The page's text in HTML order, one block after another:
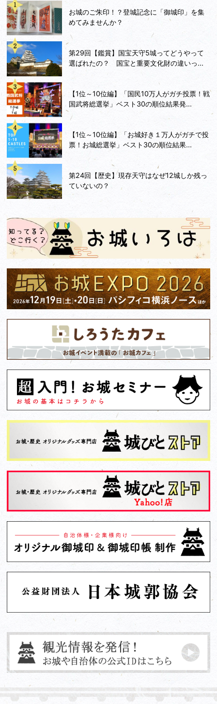
お城のご朱印！？登城記念に「御城印」を集
めてみませんか？
第29回【鑑賞】国宝天守5城ってどうやって
選ばれたの？ 国宝と重要文化財の違いっ...
【1位～10位編】「国民10万人がガチ投票！戦
国武将総選挙」ベスト30の順位結果発...
【1位～10位編】「お城好き１万人がガチで投
票！お城総選挙」ベスト30の順位結果...
第24回【歴史】現存天守はなぜ12城しか残っ
ていないの？